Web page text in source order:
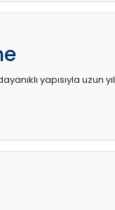
yapısıyla uzun